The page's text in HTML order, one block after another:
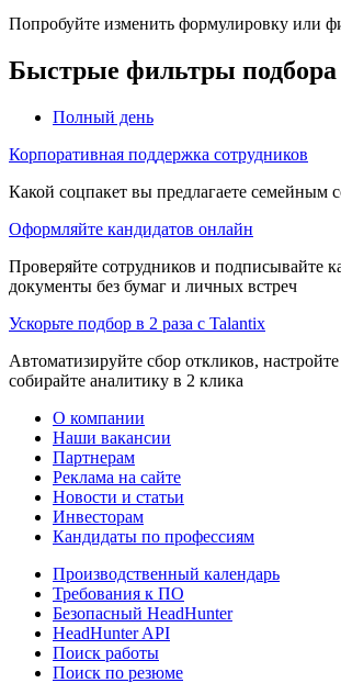
Попробуйте изменить формулировку или
Быстрые фильтры подбора
Полный день
Корпоративная поддержка сотрудников
Какой соцпакет вы предлагаете семейным
Оформляйте кандидатов онлайн
Проверяйте сотрудников и подписывайте
документы без бумаг и личных встреч
Ускорьте подбор в 2 раза с Talantix
Автоматизируйте сбор откликов,
собирайте аналитику в 2 клика
О компании
Наши вакансии
Партнерам
Реклама на сайте
Новости и статьи
Инвесторам
Кандидаты по профессиям
Производственный календарь
Требования к ПО
Безопасный HeadHunter
HeadHunter API
Поиск работы
Поиск по резюме